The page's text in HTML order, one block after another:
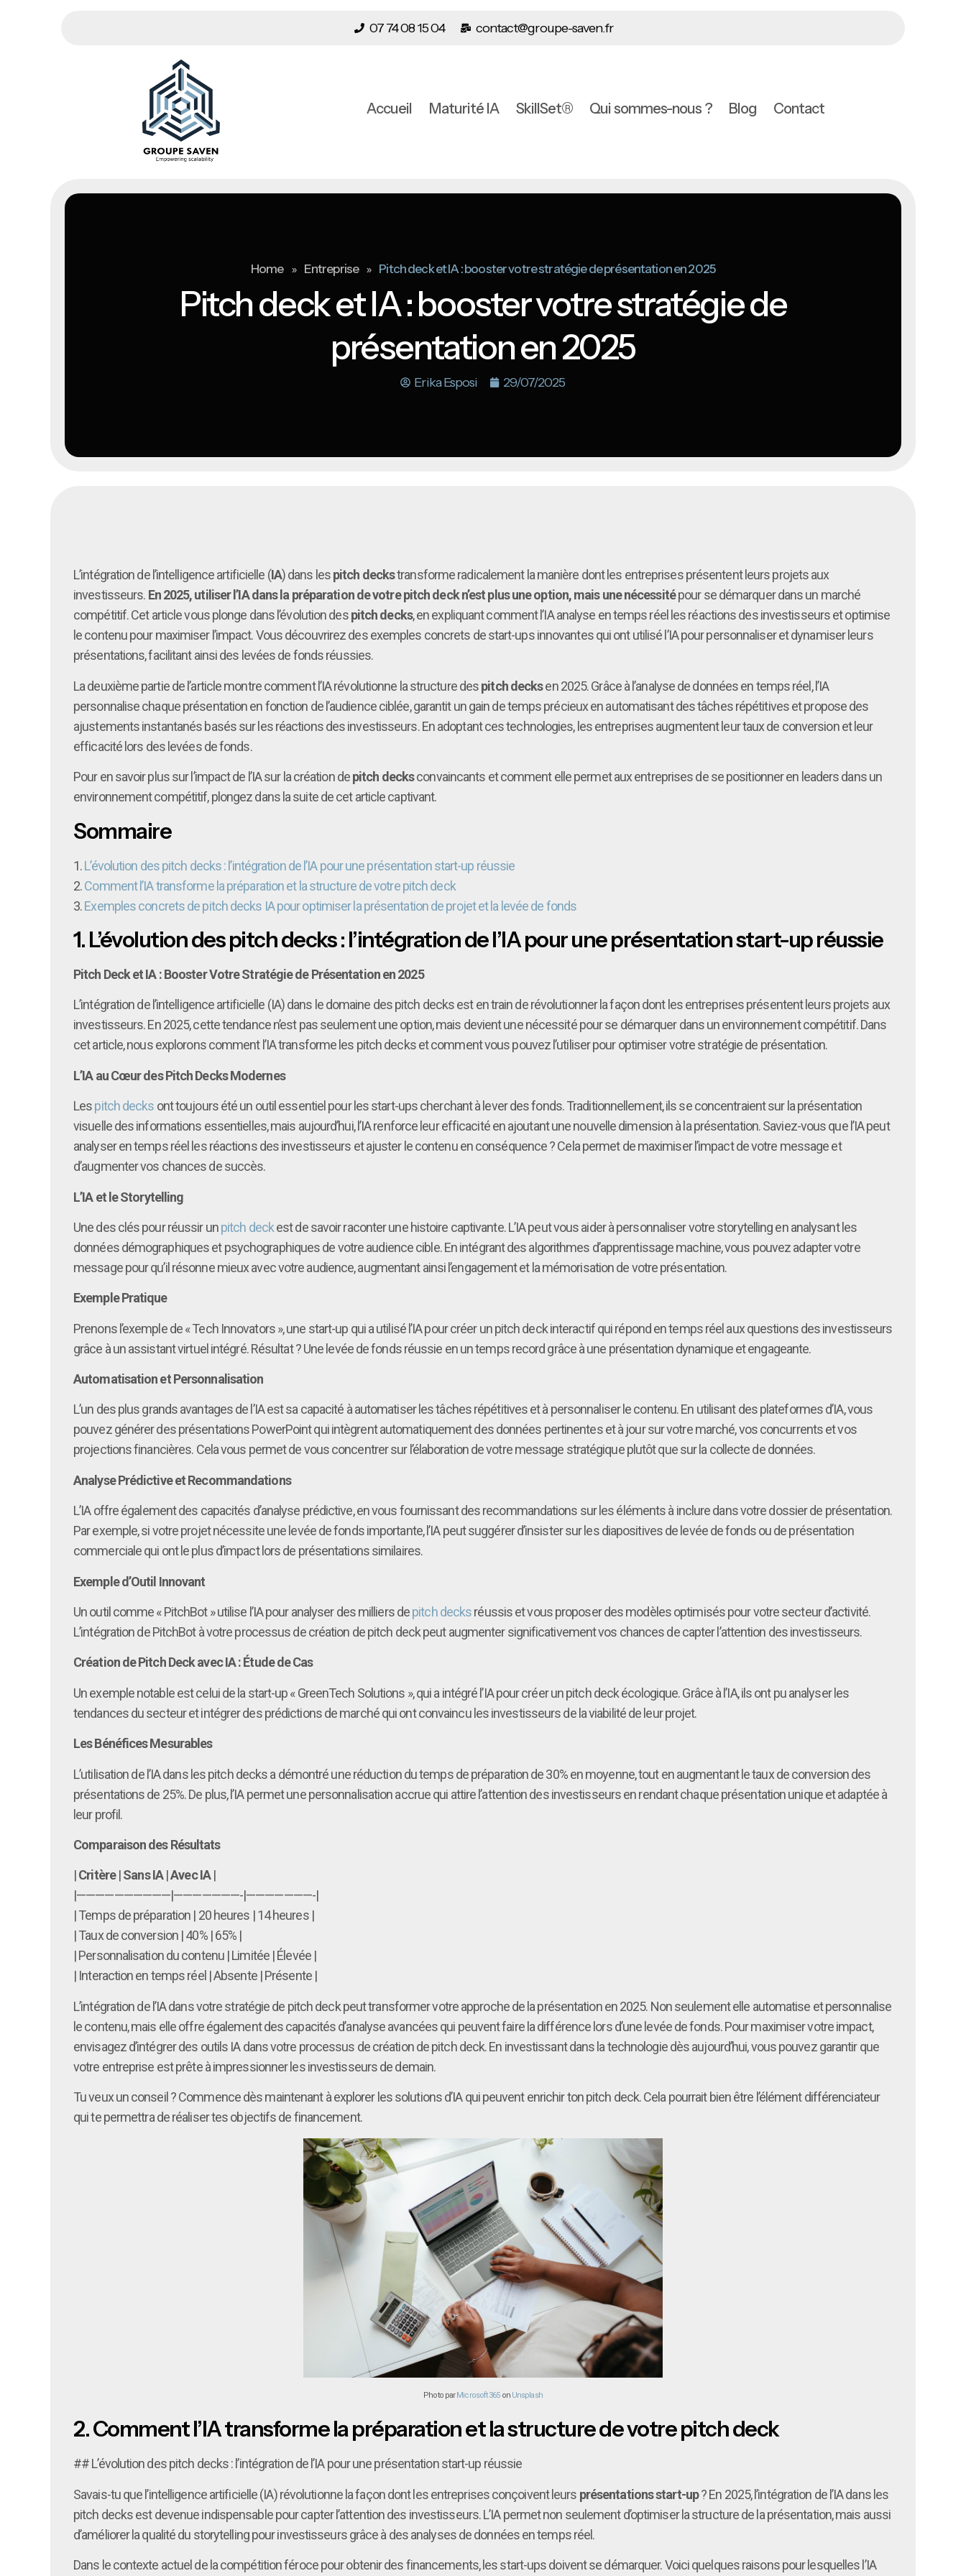
07 74 08 15 04 contact@groupe-saven.fr
Accueil Maturité IA SkillSet® Qui sommes-nous ? Blog Contact
Home » Entreprise » Pitch deck et IA : booster votre stratégie de présentation en 2025
Pitch deck et IA : booster votre stratégie de
présentation en 2025
Erika Esposi 29/07/2025
L’intégration de l’intelligence artificielle (IA) dans lespitch deckstransforme radicalement la manière dont les entreprises présentent leurs projets aux
investisseurs. En 2025, utiliser l’IA dans la préparation de votre pitch deck n’est plus une option, mais une nécessitépour se démarquer dans un marché
compétitif. Cet article vous plonge dans l’évolution despitch decks, en expliquant comment l’IA analyse en temps réel les réactions des investisseurs et optimise
le contenu pour maximiser l’impact. Vous découvrirez des exemples concrets de start-ups innovantes qui ont utilisé l’IA pour personnaliser et dynamiser leurs
présentations, facilitant ainsi des levées de fonds réussies.
La deuxième partie de l’article montre comment l’IA révolutionne la structure despitch decksen 2025. Grâce à l’analyse de données en temps réel, l’IA
personnalise chaque présentation en fonction de l’audience ciblée, garantit un gain de temps précieux en automatisant des tâches répétitives et propose des
ajustements instantanés basés sur les réactions des investisseurs. En adoptant ces technologies, les entreprises augmentent leur taux de conversion et leur
efficacité lors des levées de fonds.
Pour en savoir plus sur l’impact de l’IA sur la création depitch decksconvaincants et comment elle permet aux entreprises de se positionner en leaders dans un
environnement compétitif, plongez dans la suite de cet article captivant.
Sommaire
1.L’évolution des pitch decks : l’intégration de l’IA pour une présentation start-up réussie
2.Comment l’IA transforme la préparation et la structure de votre pitch deck
3.Exemples concrets de pitch decks IA pour optimiser la présentation de projet et la levée de fonds
1.L’évolution des pitch decks : l’intégration de l’IA pour une présentation start-up réussie
Pitch Deck et IA : Booster Votre Stratégie de Présentation en 2025
L’intégration de l’intelligence artificielle (IA) dans le domaine des pitch decks est en train de révolutionner la façon dont les entreprises présentent leurs projets aux
investisseurs. En 2025, cette tendance n’est pas seulement une option, mais devient une nécessité pour se démarquer dans un environnement compétitif. Dans
cet article, nous explorons comment l’IA transforme les pitch decks et comment vous pouvez l’utiliser pour optimiser votre stratégie de présentation.
L’IA au Cœur des Pitch Decks Modernes
Lespitch decks ont toujours été un outil essentiel pour les start-ups cherchant à lever des fonds. Traditionnellement, ils se concentraient sur la présentation
visuelle des informations essentielles, mais aujourd’hui, l’IA renforce leur efficacité en ajoutant une nouvelle dimension à la présentation. Saviez-vous que l’IA peut
analyser en temps réel les réactions des investisseurs et ajuster le contenu en conséquence ? Cela permet de maximiser l’impact de votre message et
d’augmenter vos chances de succès.
L’IA et le Storytelling
Une des clés pour réussir unpitch deckest de savoir raconter une histoire captivante. L’IA peut vous aider à personnaliser votre storytelling en analysant les
données démographiques et psychographiques de votre audience cible. En intégrant des algorithmes d’apprentissage machine, vous pouvez adapter votre
message pour qu’il résonne mieux avec votre audience, augmentant ainsi l’engagement et la mémorisation de votre présentation.
Exemple Pratique
Prenons l’exemple de « Tech Innovators », une start-up qui a utilisé l’IA pour créer un pitch deck interactif qui répond en temps réel aux questions des investisseurs
grâce à un assistant virtuel intégré. Résultat ? Une levée de fonds réussie en un temps record grâce à une présentation dynamique et engageante.
Automatisation et Personnalisation
L’un des plus grands avantages de l’IA est sa capacité à automatiser les tâches répétitives et à personnaliser le contenu. En utilisant des plateformes d’IA, vous
pouvez générer des présentations PowerPoint qui intègrent automatiquement des données pertinentes et à jour sur votre marché, vos concurrents et vos
projections financières. Cela vous permet de vous concentrer sur l’élaboration de votre message stratégique plutôt que sur la collecte de données.
Analyse Prédictive et Recommandations
L’IA offre également des capacités d’analyse prédictive, en vous fournissant des recommandations sur les éléments à inclure dans votre dossier de présentation.
Par exemple, si votre projet nécessite une levée de fonds importante, l’IA peut suggérer d’insister sur les diapositives de levée de fonds ou de présentation
commerciale qui ont le plus d’impact lors de présentations similaires.
Exemple d’Outil Innovant
Un outil comme « PitchBot » utilise l’IA pour analyser des milliers depitch decksréussis et vous proposer des modèles optimisés pour votre secteur d’activité.
L’intégration de PitchBot à votre processus de création de pitch deck peut augmenter significativement vos chances de capter l’attention des investisseurs.
Création de Pitch Deck avec IA : Étude de Cas
Un exemple notable est celui de la start-up « GreenTech Solutions », qui a intégré l’IA pour créer un pitch deck écologique. Grâce à l’IA, ils ont pu analyser les
tendances du secteur et intégrer des prédictions de marché qui ont convaincu les investisseurs de la viabilité de leur projet.
Les Bénéfices Mesurables
L’utilisation de l’IA dans les pitch decks a démontré une réduction du temps de préparation de 30% en moyenne, tout en augmentant le taux de conversion des
présentations de 25%. De plus, l’IA permet une personnalisation accrue qui attire l’attention des investisseurs en rendant chaque présentation unique et adaptée à
leur profil.
Comparaison des Résultats
|Critère|Sans IA|Avec IA|
|——————————|———————-|———————-|
| Temps de préparation | 20 heures | 14 heures |
| Taux de conversion | 40% | 65% |
| Personnalisation du contenu | Limitée | Élevée |
| Interaction en temps réel | Absente | Présente |
L’intégration de l’IA dans votre stratégie de pitch deck peut transformer votre approche de la présentation en 2025. Non seulement elle automatise et personnalise
le contenu, mais elle offre également des capacités d’analyse avancées qui peuvent faire la différence lors d’une levée de fonds. Pour maximiser votre impact,
envisagez d’intégrer des outils IA dans votre processus de création de pitch deck. En investissant dans la technologie dès aujourd’hui, vous pouvez garantir que
votre entreprise est prête à impressionner les investisseurs de demain.
Tu veux un conseil ? Commence dès maintenant à explorer les solutions d’IA qui peuvent enrichir ton pitch deck. Cela pourrait bien être l’élément différenciateur
qui te permettra de réaliser tes objectifs de financement.
Photo parMicrosoft 365on Unsplash
2.Comment l’IA transforme la préparation et la structure de votre pitch deck
## L’évolution des pitch decks : l’intégration de l’IA pour une présentation start-up réussie
Savais-tu que l’intelligence artificielle (IA) révolutionne la façon dont les entreprises conçoivent leurs présentations start-up? En 2025, l’intégration de l’IA dans les
pitch decks est devenue indispensable pour capter l’attention des investisseurs. L’IA permet non seulement d’optimiser la structure de la présentation, mais aussi
d’améliorer la qualité du storytelling pour investisseurs grâce à des analyses de données en temps réel.
Dans le contexte actuel de la compétition féroce pour obtenir des financements, les start-ups doivent se démarquer. Voici quelques raisons pour lesquelles l’IA